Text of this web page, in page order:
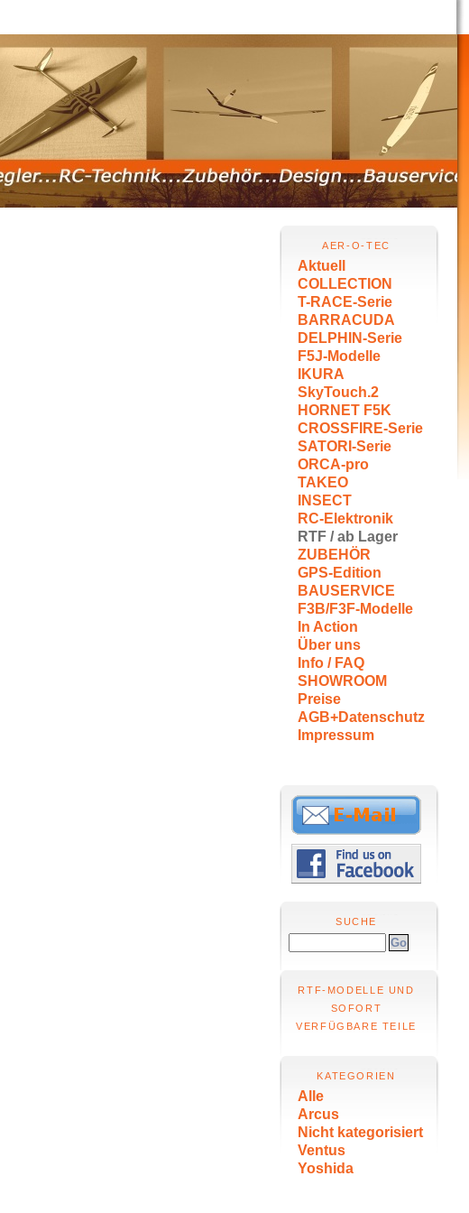
AER-O-TEC
Aktuell
COLLECTION
T-RACE-Serie
BARRACUDA
DELPHIN-Serie
F5J-Modelle
IKURA
SkyTouch.2
HORNET F5K
CROSSFIRE-Serie
SATORI-Serie
ORCA-pro
TAKEO
INSECT
RC-Elektronik
RTF / ab Lager
ZUBEHÖR
GPS-Edition
BAUSERVICE
F3B/F3F-Modelle
In Action
Über uns
Info / FAQ
SHOWROOM
Preise
AGB+Datenschutz
Impressum
SUCHE
RTF-MODELLE UND
SOFORT
VERFÜGBARE TEILE
KATEGORIEN
Alle
Arcus
Nicht kategorisiert
Ventus
Yoshida